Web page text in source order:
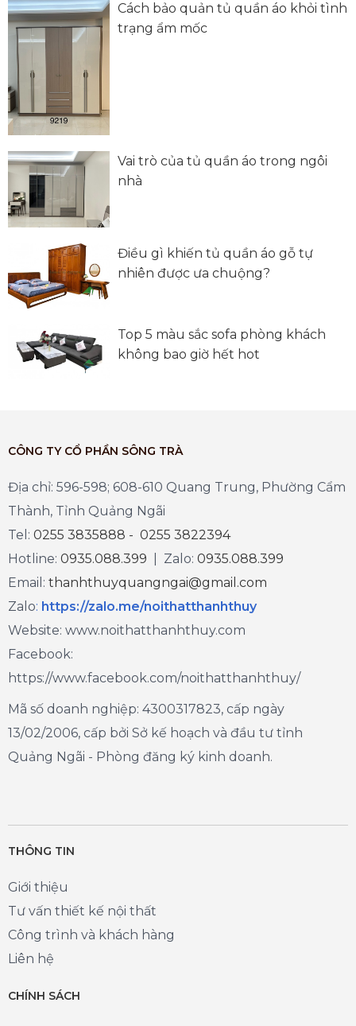
Cách bảo quản tủ quần áo khỏi tình
trạng ẩm mốc
Vai trò của tủ quần áo trong ngôi
nhà
Điều gì khiến tủ quần áo gỗ tự
nhiên được ưa chuộng?
Top 5 màu sắc sofa phòng khách
không bao giờ hết hot
CÔNG TY CỔ PHẦN SÔNG TRÀ
Địa chỉ: 596-598; 608-610 Quang Trung, Phường Cẩm
Thành, Tỉnh Quảng Ngãi
Tel: 0255 3835888 - 0255 3822394
Hotline: 0935.088.399 | Zalo: 0935.088.399
Email: thanhthuyquangngai@gmail.com
Zalo: https://zalo.me/noithatthanhthuy
Website: www.noithatthanhthuy.com
Facebook:
https://www.facebook.com/noithatthanhthuy/
Mã số doanh nghiệp: 4300317823, cấp ngày
13/02/2006, cấp bởi Sở kế hoạch và đầu tư tỉnh
Quảng Ngãi - Phòng đăng ký kinh doanh.
THÔNG TIN
Giới thiệu
Tư vấn thiết kế nội thất
Công trình và khách hàng
Liên hệ
CHÍNH SÁCH